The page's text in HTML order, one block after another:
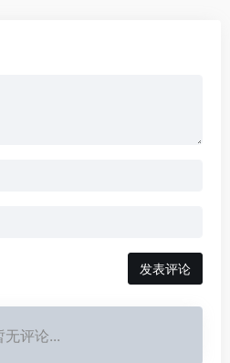
发表评论
无评论...